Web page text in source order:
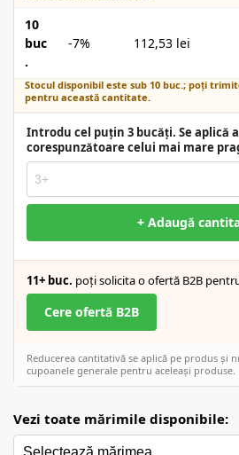
10
buc
.
-7% 112,53 lei
Stocul disponibil este sub 10 buc.; poți
pentru această cantitate.
Introdu cel puțin 3 bucăți. Se aplică
corespunzătoare celui mai mare
+ Adaugă
11+ buc. poți solicita o ofertă B2B
Cere ofertă B2B
Reducerea cantitativă se aplică pe produs și
cupoanele generale pentru aceleași produse.
Vezi toate mărimile disponibile: